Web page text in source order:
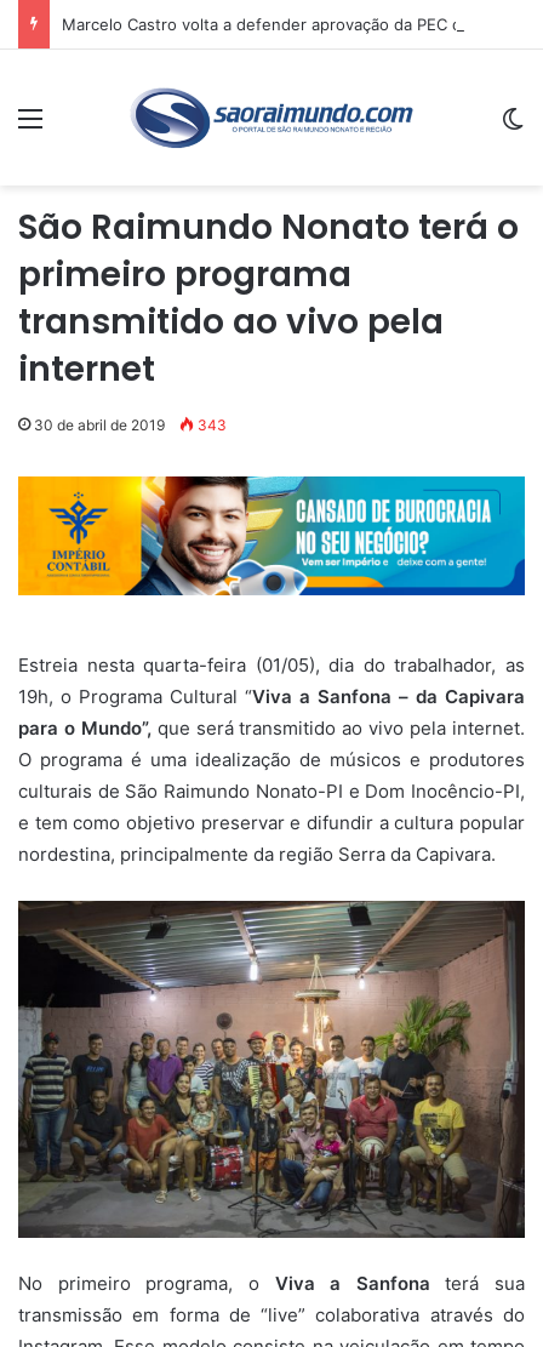
Menu
São Raimundo Nonato terá o
primeiro programa
transmitido ao vivo pela
internet
30 de abril de 2019 343
Estreia nesta quarta-feira (01/05), dia do trabalhador, as
19h, o Programa Cultural “Viva a Sanfona – da Capivara
para o Mundo”, que será transmitido ao vivo pela internet.
O programa é uma idealização de músicos e produtores
culturais de São Raimundo Nonato-PI e Dom Inocêncio-PI,
e tem como objetivo preservar e difundir a cultura popular
nordestina, principalmente da região Serra da Capivara.
No primeiro programa, o Viva a Sanfona terá sua
transmissão em forma de “live” colaborativa através do